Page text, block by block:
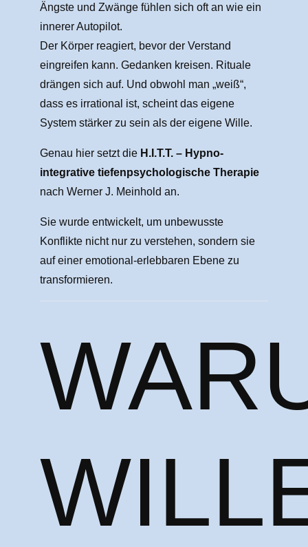
Ängste und Zwänge fühlen sich oft an wie ein
innerer Autopilot.
Der Körper reagiert, bevor der Verstand
eingreifen kann. Gedanken kreisen. Rituale
drängen sich auf. Und obwohl man „weiß“,
dass es irrational ist, scheint das eigene
System stärker zu sein als der eigene Wille.
Genau hier setzt die H.I.T.T. – Hypno-
integrative tiefenpsychologische Therapie
nach Werner J. Meinhold an.
Sie wurde entwickelt, um unbewusste
Konflikte nicht nur zu verstehen, sondern sie
auf einer emotional-erlebbaren Ebene zu
transformieren.